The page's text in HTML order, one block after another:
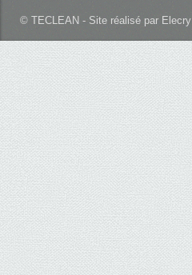
© TECLEAN - Site réalisé par Elecry